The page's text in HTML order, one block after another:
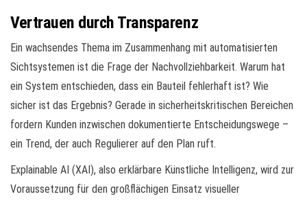
Vertrauen durch Transparenz
Ein wachsendes Thema im Zusammenhang mit automatisierten
Sichtsystemen ist die Frage der Nachvollziehbarkeit. Warum hat
ein System entschieden, dass ein Bauteil fehlerhaft ist? Wie
sicher ist das Ergebnis? Gerade in sicherheitskritischen Bereichen
fordern Kunden inzwischen dokumentierte Entscheidungswege –
ein Trend, der auch Regulierer auf den Plan ruft.
Explainable AI (XAI), also erklärbare Künstliche Intelligenz, wird zur
Voraussetzung für den großflächigen Einsatz visueller